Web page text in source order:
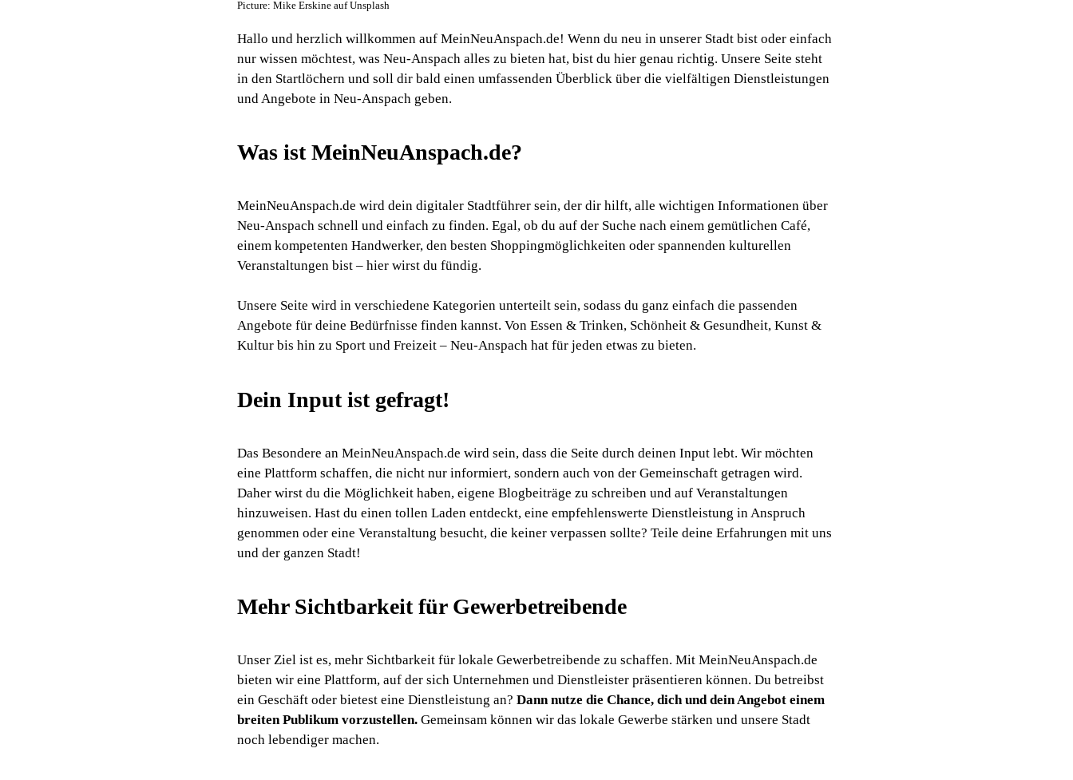
Kunst & Unterhaltung
Vereine & Gemeinschaft
Picture: Mike Erskine auf Unsplash
Hallo und herzlich willkommen auf MeinNeuAnspach.de! Wenn du neu in unserer Stadt bist oder einfach
nur wissen möchtest, was Neu-Anspach alles zu bieten hat, bist du hier genau richtig. Unsere Seite steht
in den Startlöchern und soll dir bald einen umfassenden Überblick über die vielfältigen Dienstleistungen
und Angebote in Neu-Anspach geben.
Was ist MeinNeuAnspach.de?
MeinNeuAnspach.de wird dein digitaler Stadtführer sein, der dir hilft, alle wichtigen Informationen über
Neu-Anspach schnell und einfach zu finden. Egal, ob du auf der Suche nach einem gemütlichen Café,
einem kompetenten Handwerker, den besten Shoppingmöglichkeiten oder spannenden kulturellen
Veranstaltungen bist – hier wirst du fündig.
Unsere Seite wird in verschiedene Kategorien unterteilt sein, sodass du ganz einfach die passenden
Angebote für deine Bedürfnisse finden kannst. Von Essen & Trinken, Schönheit & Gesundheit, Kunst &
Kultur bis hin zu Sport und Freizeit – Neu-Anspach hat für jeden etwas zu bieten.
Dein Input ist gefragt!
Das Besondere an MeinNeuAnspach.de wird sein, dass die Seite durch deinen Input lebt. Wir möchten
eine Plattform schaffen, die nicht nur informiert, sondern auch von der Gemeinschaft getragen wird.
Daher wirst du die Möglichkeit haben, eigene Blogbeiträge zu schreiben und auf Veranstaltungen
hinzuweisen. Hast du einen tollen Laden entdeckt, eine empfehlenswerte Dienstleistung in Anspruch
genommen oder eine Veranstaltung besucht, die keiner verpassen sollte? Teile deine Erfahrungen mit uns
und der ganzen Stadt!
Mehr Sichtbarkeit für Gewerbetreibende
Unser Ziel ist es, mehr Sichtbarkeit für lokale Gewerbetreibende zu schaffen. Mit MeinNeuAnspach.de
bieten wir eine Plattform, auf der sich Unternehmen und Dienstleister präsentieren können. Du betreibst
ein Geschäft oder bietest eine Dienstleistung an? Dann nutze die Chance, dich und dein Angebot einem
breiten Publikum vorzustellen. Gemeinsam können wir das lokale Gewerbe stärken und unsere Stadt
noch lebendiger machen.